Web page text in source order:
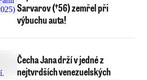
Sarvarov (†56) zemřel při
výbuchu auta!
Čecha Jana drží v jedné z
nejtvrdších venezuelských